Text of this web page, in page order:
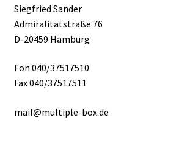
Siegfried Sander
Admiralitätstraße 76
D-20459 Hamburg
Fon 040/37517510
Fax 040/37517511
mail@multiple-box.de